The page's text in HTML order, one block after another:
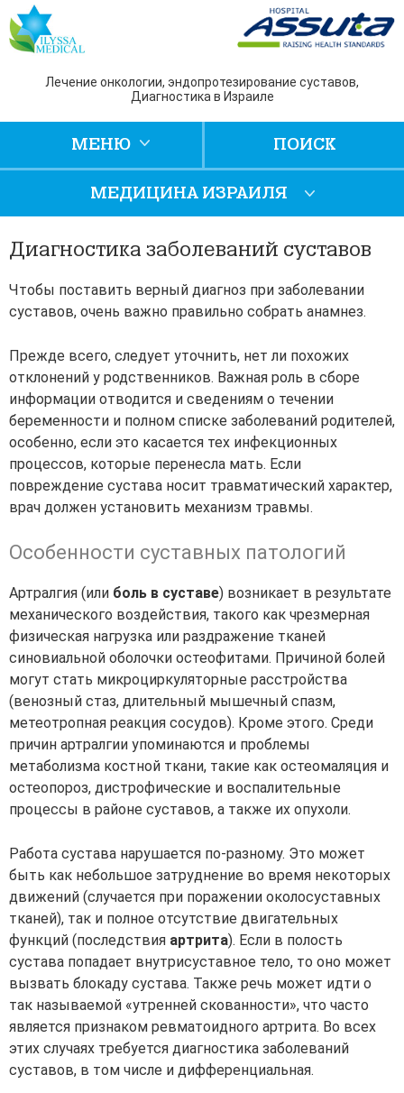
Лечение онкологии, эндопротезирование суставов,
Диагностика в Израиле
ПОИСК
МЕНЮ
Диагностика заболеваний суставов
Чтобы поставить верный диагноз при заболевании
суставов, очень важно правильно собрать анамнез.
Прежде всего, следует уточнить, нет ли похожих
отклонений у родственников. Важная роль в сборе
информации отводится и сведениям о течении
беременности и полном списке заболеваний родителей,
особенно, если это касается тех инфекционных
процессов, которые перенесла мать. Если
повреждение сустава носит травматический характер,
врач должен установить механизм травмы.
Особенности суставных патологий
Артралгия (или боль в суставе) возникает в результате
механического воздействия, такого как чрезмерная
физическая нагрузка или раздражение тканей
синовиальной оболочки остеофитами. Причиной болей
могут стать микроциркуляторные расстройства
(венозный стаз, длительный мышечный спазм,
метеотропная реакция сосудов). Кроме этого. Среди
причин артралгии упоминаются и проблемы
метаболизма костной ткани, такие как остеомаляция и
остеопороз, дистрофические и воспалительные
процессы в районе суставов, а также их опухоли.
Работа сустава нарушается по-разному. Это может
быть как небольшое затруднение во время некоторых
движений (случается при поражении околосуставных
тканей), так и полное отсутствие двигательных
функций (последствия артрита). Если в полость
сустава попадает внутрисуставное тело, то оно может
вызвать блокаду сустава. Также речь может идти о
так называемой «утренней скованности», что часто
является признаком ревматоидного артрита. Во всех
этих случаях требуется диагностика заболеваний
суставов, в том числе и дифференциальная.
МЕДИЦИНА ИЗРАИЛЯ